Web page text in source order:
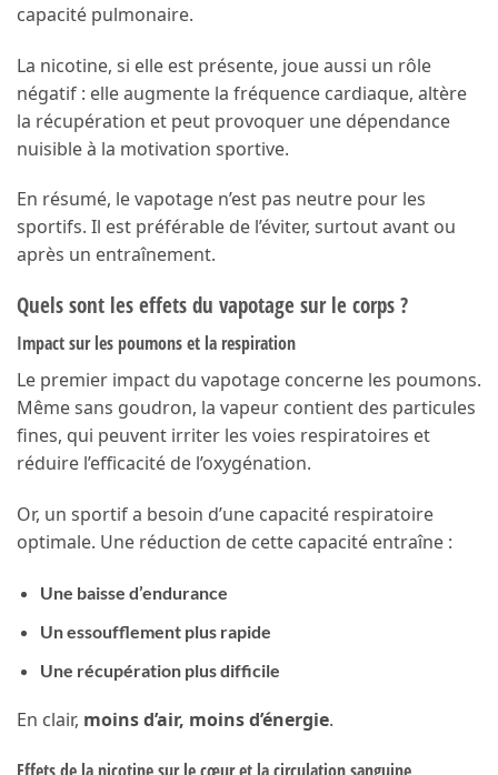
capacité pulmonaire.
La nicotine, si elle est présente, joue aussi un rôle
négatif : elle augmente la fréquence cardiaque, altère
la récupération et peut provoquer une dépendance
nuisible à la motivation sportive.
En résumé, le vapotage n’est pas neutre pour les
sportifs. Il est préférable de l’éviter, surtout avant ou
après un entraînement.
Quels sont les effets du vapotage sur le corps ?
Impact sur les poumons et la respiration
Le premier impact du vapotage concerne les poumons.
Même sans goudron, la vapeur contient des particules
fines, qui peuvent irriter les voies respiratoires et
réduire l’efficacité de l’oxygénation.
Or, un sportif a besoin d’une capacité respiratoire
optimale. Une réduction de cette capacité entraîne :
Une baisse d’endurance
Un essoufflement plus rapide
Une récupération plus difficile
En clair, moins d’air, moins d’énergie.